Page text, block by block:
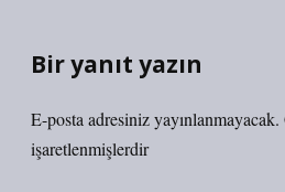
Bir yanıt yazın
E-posta adresiniz yayınlanmayacak.
işaretlenmişlerdir